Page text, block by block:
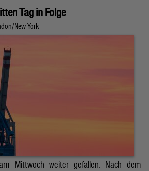
Tag in Folge
New York
Mittwoch weiter gefallen. Nach dem